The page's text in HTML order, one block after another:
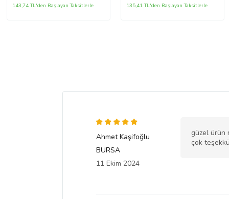
143,74 TL'den Başlayan Taksitlerle 135,41 TL'den Başlayan Taksitlerle
Ahmet Kaşifoğlu
BURSA
11 Ekim 2024
güzel ürün
çok